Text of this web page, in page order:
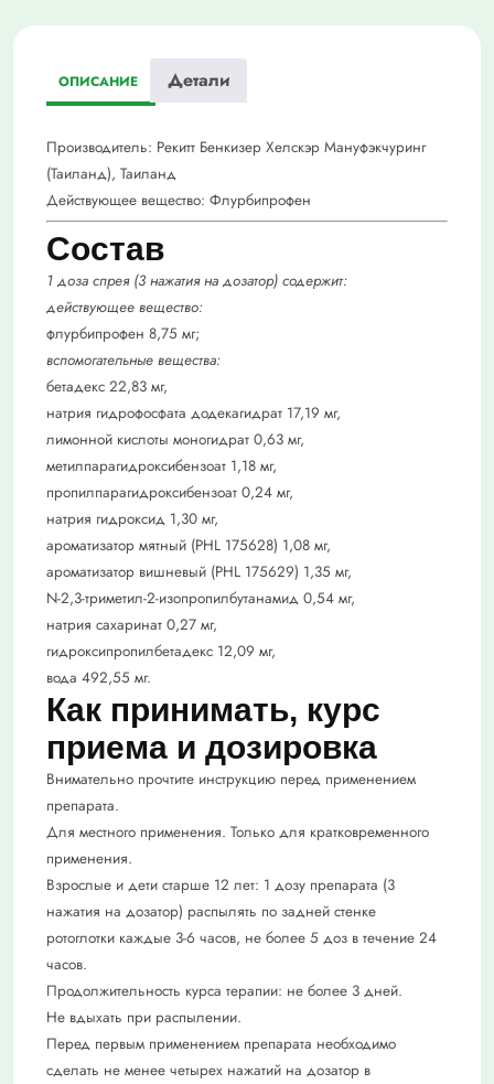
ОПИСАНИЕ Детали
Производитель: Рекитт Бенкизер Хелскэр Мануфэкчуринг
(Таиланд), Таиланд
Действующее вещество: Флурбипрофен
Состав
1 доза спрея (3 нажатия на дозатор) содержит:
действующее вещество:
флурбипрофен 8,75 мг;
вспомогательные вещества:
бетадекс 22,83 мг,
натрия гидрофосфата додекагидрат 17,19 мг,
лимонной кислоты моногидрат 0,63 мг,
метилпарагидроксибензоат 1,18 мг,
пропилпарагидроксибензоат 0,24 мг,
натрия гидроксид 1,30 мг,
ароматизатор мятный (PHL 175628) 1,08 мг,
ароматизатор вишневый (PHL 175629) 1,35 мг,
N-2,3-триметил-2-изопропилбутанамид 0,54 мг,
натрия сахаринат 0,27 мг,
гидроксипропилбетадекс 12,09 мг,
вода 492,55 мг.
Как принимать, курс
приема и дозировка
Внимательно прочтите инструкцию перед применением
препарата.
Для местного применения. Только для кратковременного
применения.
Взрослые и дети старше 12 лет: 1 дозу препарата (3
нажатия на дозатор) распылять по задней стенке
ротоглотки каждые 3-6 часов, не более 5 доз в течение 24
часов.
Продолжительность курса терапии: не более 3 дней.
Не вдыхать при распылении.
Перед первым применением препарата необходимо
сделать не менее четырех нажатий на дозатор в